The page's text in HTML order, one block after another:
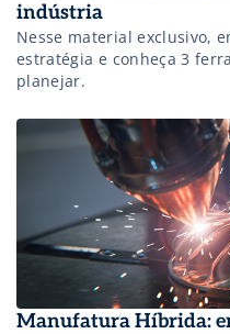
indústria
Nesse material exclusivo,
estratégia e conheça 3
planejar.
Manufatura Híbrida: